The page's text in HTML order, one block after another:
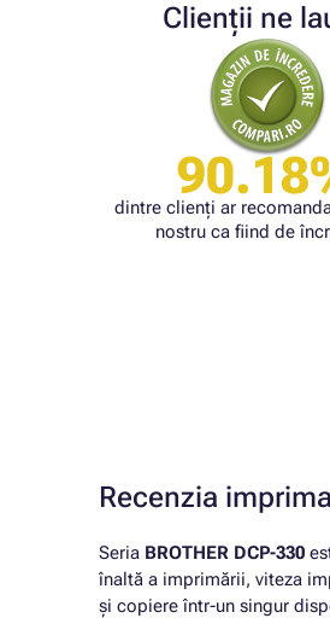
Clienții ne
dintre clienți ar
nostru ca fiind de
Recenzia
Seria BROTHER DCP-330
înaltă a imprimării, viteza
și copiere într-un singur